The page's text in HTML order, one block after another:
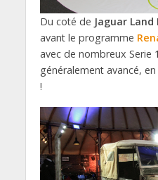
Du coté de Jaguar Land
avant le programme
avec de nombreux Serie
généralement avancé,
!